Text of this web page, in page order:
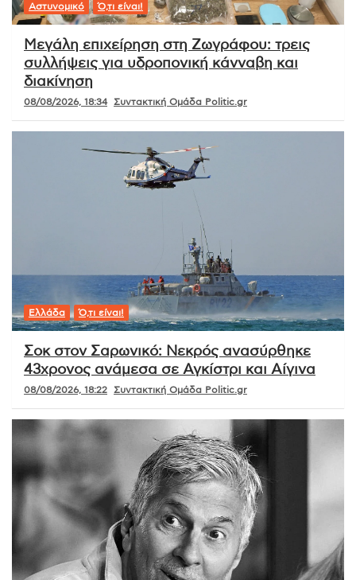
Αστυνομικό Ό,τι είναι!
Μεγάλη επιχείρηση στη Ζωγράφου: τρεις
συλλήψεις για υδροπονική κάνναβη και
διακίνηση
08/08/2026, 18:34 Συντακτική Ομάδα Politic.gr
Ελλάδα Ό,τι είναι!
Σοκ στον Σαρωνικό: Νεκρός ανασύρθηκε
43χρονος ανάμεσα σε Αγκίστρι και Αίγινα
08/08/2026, 18:22 Συντακτική Ομάδα Politic.gr